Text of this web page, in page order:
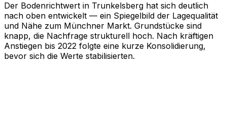
Der Bodenrichtwert in Trunkelsberg hat sich deutlich
nach oben entwickelt — ein Spiegelbild der Lagequalität
und Nähe zum Münchner Markt. Grundstücke sind
knapp, die Nachfrage strukturell hoch. Nach kräftigen
Anstiegen bis 2022 folgte eine kurze Konsolidierung,
bevor sich die Werte stabilisierten.